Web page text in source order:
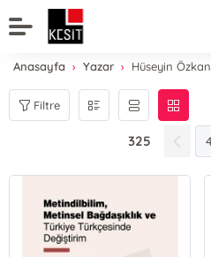
Anasayfa Yazar Hüseyin Özkan
Filtre
325